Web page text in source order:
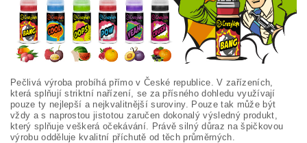
Pečlivá výroba probíhá přímo v České republice. V zařízeních,
která splňují striktní nařízení, se za přísného dohledu využívají
pouze ty nejlepší a nejkvalitnější suroviny. Pouze tak může být
vždy a s naprostou jistotou zaručen dokonalý výsledný produkt,
který splňuje veškerá očekávání. Právě silný důraz na špičkovou
výrobu odděluje kvalitní příchutě od těch průměrných.